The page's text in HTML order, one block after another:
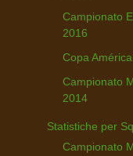
Campionato
2016
Copa
Campionato
2014
Statistiche per
Campionato